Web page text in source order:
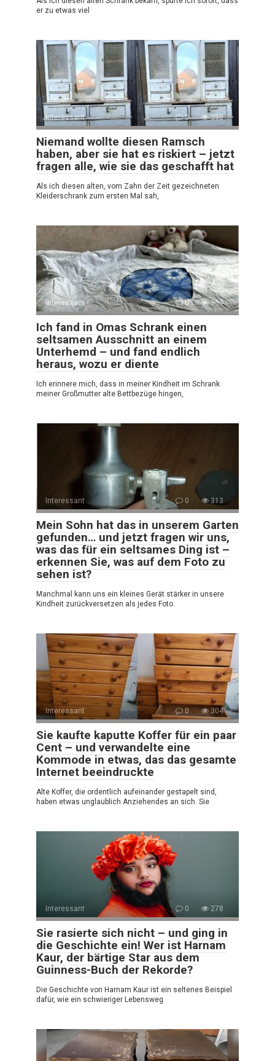
er zu etwas viel
Interessant 0 398
Niemand wollte diesen Ramsch
haben, aber sie hat es riskiert – jetzt
fragen alle, wie sie das geschafft hat
Als ich diesen alten, vom Zahn der Zeit gezeichneten
Kleiderschrank zum ersten Mal sah,
Interessant 0 359
Ich fand in Omas Schrank einen
seltsamen Ausschnitt an einem
Unterhemd – und fand endlich
heraus, wozu er diente
Ich erinnere mich, dass in meiner Kindheit im Schrank
meiner Großmutter alte Bettbezüge hingen,
Interessant 0 313
Mein Sohn hat das in unserem Garten
gefunden… und jetzt fragen wir uns,
was das für ein seltsames Ding ist –
erkennen Sie, was auf dem Foto zu
sehen ist?
Manchmal kann uns ein kleines Gerät stärker in unsere
Kindheit zurückversetzen als jedes Foto.
Interessant 0 304
Sie kaufte kaputte Koffer für ein paar
Cent – und verwandelte eine
Kommode in etwas, das das gesamte
Internet beeindruckte
Alte Koffer, die ordentlich aufeinander gestapelt sind,
haben etwas unglaublich Anziehendes an sich. Sie
Interessant 0 278
Sie rasierte sich nicht – und ging in
die Geschichte ein! Wer ist Harnam
Kaur, der bärtige Star aus dem
Guinness-Buch der Rekorde?
Die Geschichte von Harnam Kaur ist ein seltenes Beispiel
dafür, wie ein schwieriger Lebensweg